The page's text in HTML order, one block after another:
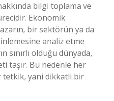
bilgi toplama ve
Ekonomik
bir sektörün ya da
analiz etme
sınırlı olduğu dünyada,
taşır. Bu nedenle her
tetkik, yani dikkatli bir